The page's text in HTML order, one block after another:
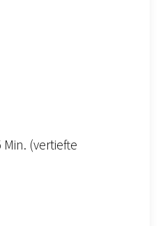
Min. (vertiefte